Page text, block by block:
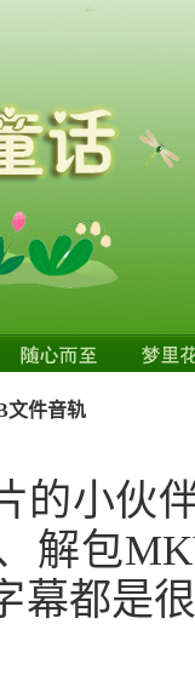
文件音轨
小伙伴
解包
幕都是